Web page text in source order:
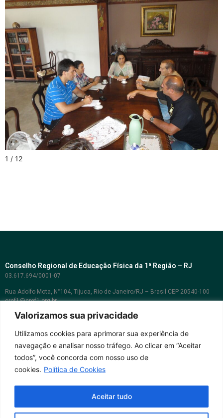
Valorizamos sua privacidade
Utilizamos cookies para aprimorar sua experiência de
navegação e analisar nosso tráfego. Ao clicar em “Aceitar
todos”, você concorda com nosso uso de
cookies. Política de Cookies
Aceitar tudo
1 / 12
Conselho Regional de Educação Física da 1ª Região – RJ
03.617.694/0001-07
Rua Adolfo Mota, N°104, Tijuca, Rio de Janeiro/RJ – Brasil CEP 20540-100
cref1@cref1.org.br
Assessoria de comunicação:
Horários de atendimento:
Whatsapp: (21) 2569-2398